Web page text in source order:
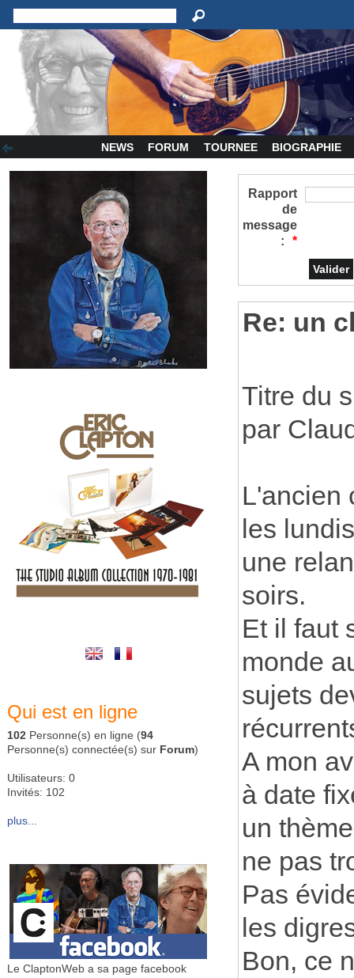
NEWS FORUM TOURNEE BIOGRAPHIE
Qui est en ligne
102 Personne(s) en ligne (94
Personne(s) connectée(s) sur Forum)
Utilisateurs: 0
Invités: 102
plus...
Le ClaptonWeb a sa page facebook
Rapport
de
message
:
*
Re: un
Titre du
par
L'ancien
les
une
soirs.
Et il faut
monde
sujets
A mon
à date
un
ne pas
Pas
les
Bon, ce